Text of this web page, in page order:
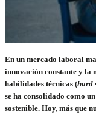
En un mercado laboral
innovación constante y la
habilidades técnicas (hard
se ha consolidado como
sostenible. Hoy, más que